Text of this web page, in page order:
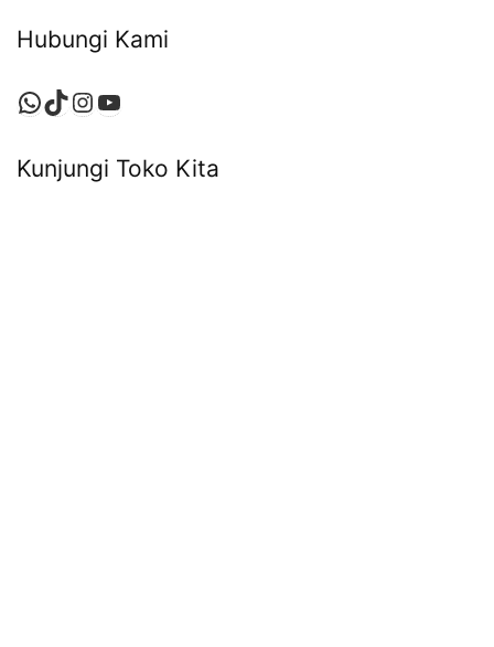
Hubungi Kami
WhatsApp
TikTok
Instagram
YouTube
Kunjungi Toko Kita